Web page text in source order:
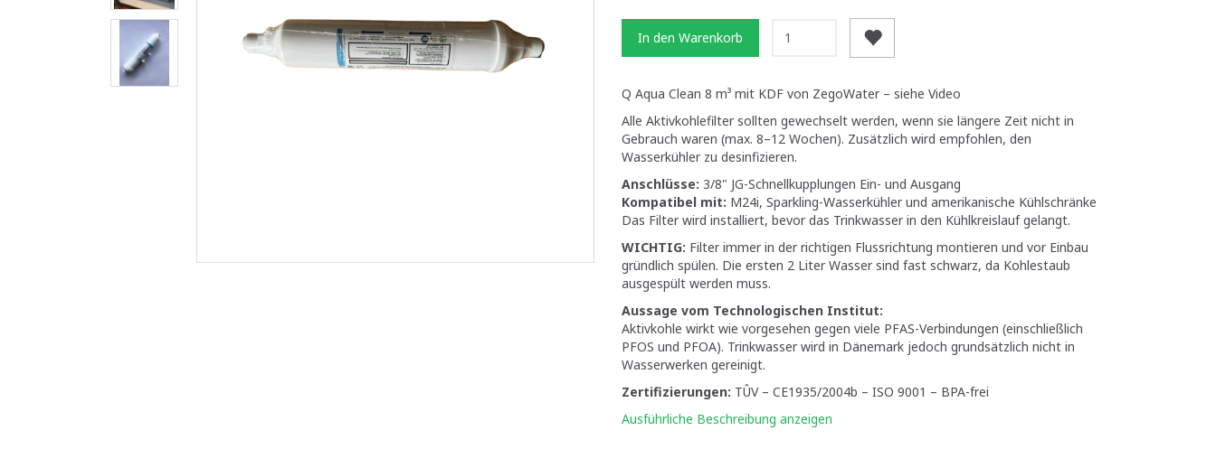
In den Warenkorb
Q Aqua Clean 8 m³ mit KDF von ZegoWater – siehe Video
Alle Aktivkohlefilter sollten gewechselt werden, wenn sie längere Zeit nicht in
Gebrauch waren (max. 8–12 Wochen). Zusätzlich wird empfohlen, den
Wasserkühler zu desinfizieren.
Anschlüsse: 3/8" JG-Schnellkupplungen Ein- und Ausgang
Kompatibel mit: M24i, Sparkling-Wasserkühler und amerikanische Kühlschränke
Das Filter wird installiert, bevor das Trinkwasser in den Kühlkreislauf gelangt.
WICHTIG: Filter immer in der richtigen Flussrichtung montieren und vor Einbau
gründlich spülen. Die ersten 2 Liter Wasser sind fast schwarz, da Kohlestaub
ausgespült werden muss.
Aussage vom Technologischen Institut:
Aktivkohle wirkt wie vorgesehen gegen viele PFAS-Verbindungen (einschließlich
PFOS und PFOA). Trinkwasser wird in Dänemark jedoch grundsätzlich nicht in
Wasserwerken gereinigt.
Zertifizierungen: TÛV – CE1935/2004b – ISO 9001 – BPA-frei
Ausführliche Beschreibung anzeigen